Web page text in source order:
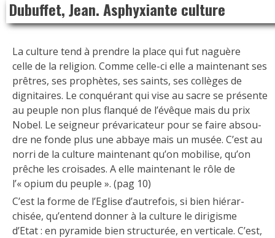
content
Dubuffet, Jean. Asphyxiante culture
La culture tend à prendre la place qui fut naguère
celle de la religion. Comme celle-ci elle a maintenant ses
prêtres, ses prophètes, ses saints, ses collèges de
dignitaires. Le conquérant qui vise au sacre se présente
au peuple non plus flanqué de l’évêque mais du prix
Nobel. Le seigneur prévaricateur pour se faire absou-
dre ne fonde plus une abbaye mais un musée. C’est au
norri de la culture maintenant qu’on mobilise, qu’on
prêche les croisades. A elle maintenant le rôle de
l’« opium du peuple ». (pag 10)
C’est la forme de l’Eglise d’autrefois, si bien hiérar-
chisée, qu’entend donner à la culture le dirigisme
d’Etat : en pyramide bien structurée, en verticale. C’est,